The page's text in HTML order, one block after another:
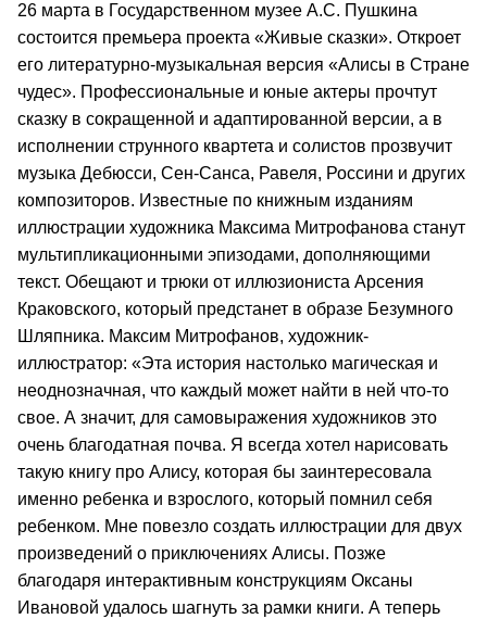
26 марта в Государственном музее А.С. Пушкина
состоится премьера проекта «Живые сказки». Откроет
его литературно-музыкальная версия «Алисы в Стране
чудес». Профессиональные и юные актеры прочтут
сказку в сокращенной и адаптированной версии, а в
исполнении струнного квартета и солистов прозвучит
музыка Дебюсси, Сен-Санса, Равеля, Россини и других
композиторов. Известные по книжным изданиям
иллюстрации художника Максима Митрофанова станут
мультипликационными эпизодами, дополняющими
текст. Обещают и трюки от иллюзиониста Арсения
Краковского, который предстанет в образе Безумного
Шляпника. Максим Митрофанов, художник-
иллюстратор: «Эта история настолько магическая и
неоднозначная, что каждый может найти в ней что-то
свое. А значит, для самовыражения художников это
очень благодатная почва. Я всегда хотел нарисовать
такую книгу про Алису, которая бы заинтересовала
именно ребенка и взрослого, который помнил себя
ребенком. Мне повезло создать иллюстрации для двух
произведений о приключениях Алисы. Позже
благодаря интерактивным конструкциям Оксаны
Ивановой удалось шагнуть за рамки книги. А теперь